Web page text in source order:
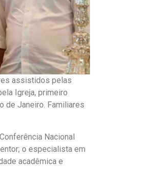
assistidos pelas
Igreja, primeiro
de Janeiro. Familiares
Nacional
o especialista em
acadêmica e